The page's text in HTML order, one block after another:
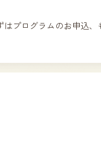
はプログラムのお申込